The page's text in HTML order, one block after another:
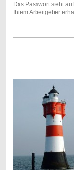
Das Passwort steht
Ihrem Arbeitgeber